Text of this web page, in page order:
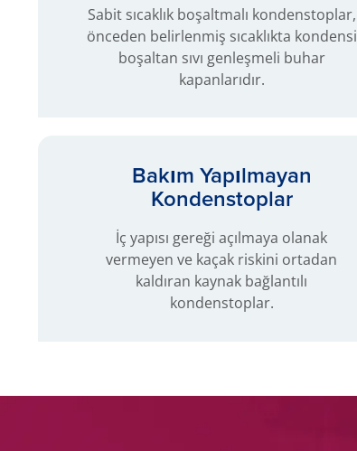
Sabit sıcaklık boşaltmalı kondenstoplar,
önceden belirlenmiş sıcaklıkta kondensi
boşaltan sıvı genleşmeli buhar
kapanlarıdır.
Bakım Yapılmayan
Kondenstoplar
İç yapısı gereği açılmaya olanak
vermeyen ve kaçak riskini ortadan
kaldıran kaynak bağlantılı
kondenstoplar.